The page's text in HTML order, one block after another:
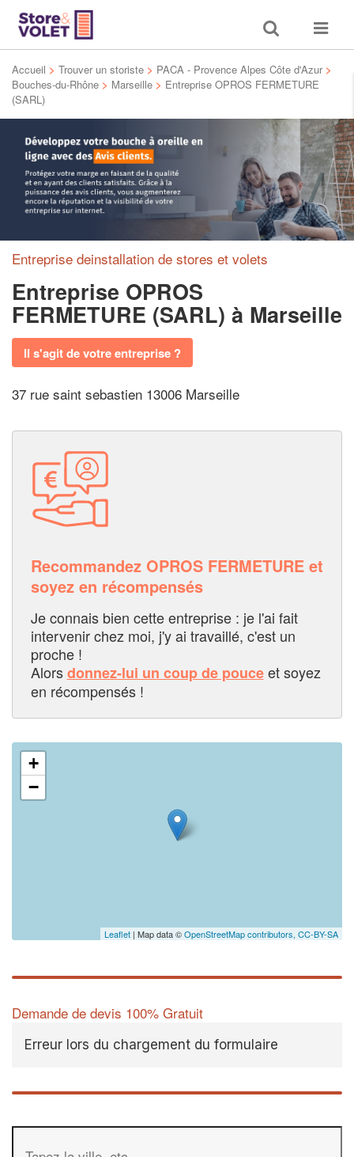
Toggle
search
Toggle
Accueil > Trouver un storiste > PACA - Provence Alpes Côte d'Azur >
Bouches-du-Rhône > Marseille > Entreprise OPROS FERMETURE
(SARL)
Entreprise deinstallation de stores et volets
Entreprise OPROS
FERMETURE (SARL) à Marseille
Il s'agit de votre entreprise ?
37 rue saint sebastien 13006 Marseille
Recommandez OPROS FERMETURE et
soyez en récompensés
Je connais bien cette entreprise : je l'ai fait
intervenir chez moi, j'y ai travaillé, c'est un
proche !
Alorsdonnez-lui un coup de pouceet soyez
en récompensés !
+
−
Leaflet | Map data ©OpenStreetMap contributors, CC-BY-SA
Demande de devis 100% Gratuit
Erreur lors du chargement du formulaire